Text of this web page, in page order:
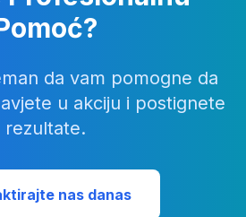
da vam pomogne da
u akciju i postignete
rezultate.
nas danas